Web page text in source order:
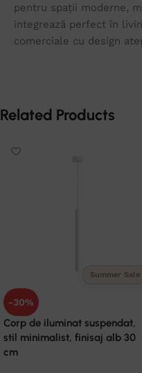
pentru spații moderne,
integrează perfect în
comerciale cu design
Related Products
Summer Sale
-30%
Corp de iluminat suspendat,
stil minimalist, finisaj alb 30
cm